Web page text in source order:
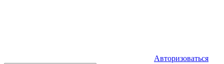
Авторизоваться